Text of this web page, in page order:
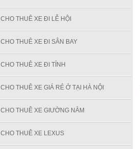
CHO THUÊ XE ĐI LỄ HỘI
CHO THUÊ XE ĐI SÂN BAY
CHO THUÊ XE ĐI TỈNH
CHO THUÊ XE GIÁ RẺ Ở TẠI HÀ NỘI
CHO THUÊ XE GIƯỜNG NẰM
CHO THUÊ XE LEXUS